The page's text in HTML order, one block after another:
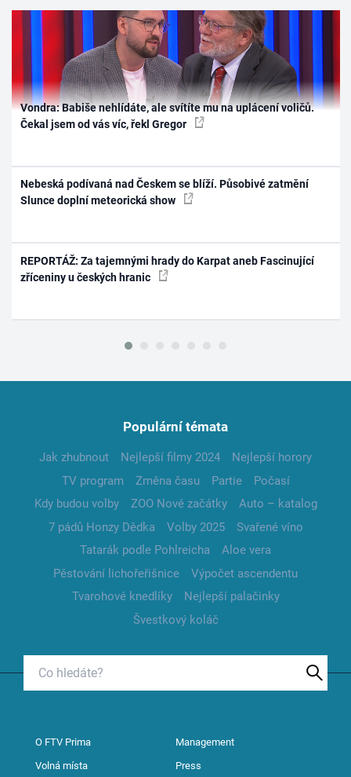
Vondra: Babiše nehlídáte, ale svítíte mu na uplácení voličů.
Čekal jsem od vás víc, řekl Gregor
Nebeská podívaná nad Českem se blíží. Působivé zatmění
Slunce doplní meteorická show
REPORTÁŽ: Za tajemnými hrady do Karpat aneb Fascinující
zříceniny u českých hranic
Populární témata
Jak zhubnout Nejlepší filmy 2024
Nejlepší horory
TV program
Změna času Partie
Počasí
Kdy budou volby
ZOO Nové začátky
Auto – katalog
7 pádů Honzy Dědka
Volby 2025
Svařené víno
Tatarák podle Pohlreicha
Aloe vera
Pěstování lichořeřišnice
Výpočet ascendentu
Tvarohové knedlíky
Nejlepší palačinky
Švestkový koláč
O FTV Prima Management
Volná místa Press